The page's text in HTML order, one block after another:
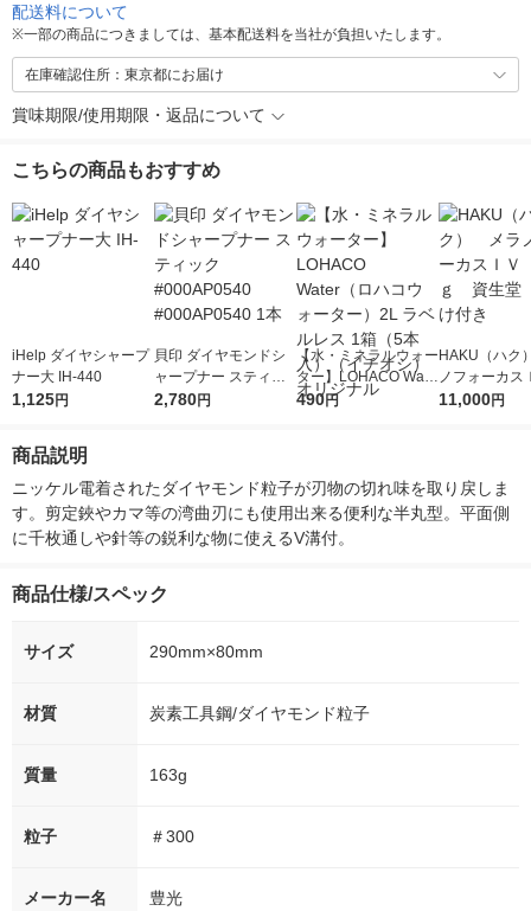
配送料について
※一部の商品につきましては、基本配送料を当社が負担いたします。
在庫確認住所：東京都にお届け
賞味期限/使用期限・返品について
こちらの商品もおすすめ
iHelp ダイヤシャープ
ナー大 IH-440
1,125円
貝印 ダイヤモンドシ
ャープナー スティッ
ク#000AP0540 #000
2,780円
【水・ミネラルウォー
ター】LOHACO Wate
r（ロハコウォータ
490円
HAKU（ハ
ノフォーカ
5ｇ 資生堂
11,000円
商品説明
ニッケル電着されたダイヤモンド粒子が刃物の切れ味を取り戻しま
す。剪定鋏やカマ等の湾曲刃にも使用出来る便利な半丸型。平面側
に千枚通しや針等の鋭利な物に使えるV溝付。
商品仕様/スペック
サイズ 290mm×80mm
材質 炭素工具鋼/ダイヤモンド粒子
質量 163g
粒子 ＃300
メーカー名 豊光